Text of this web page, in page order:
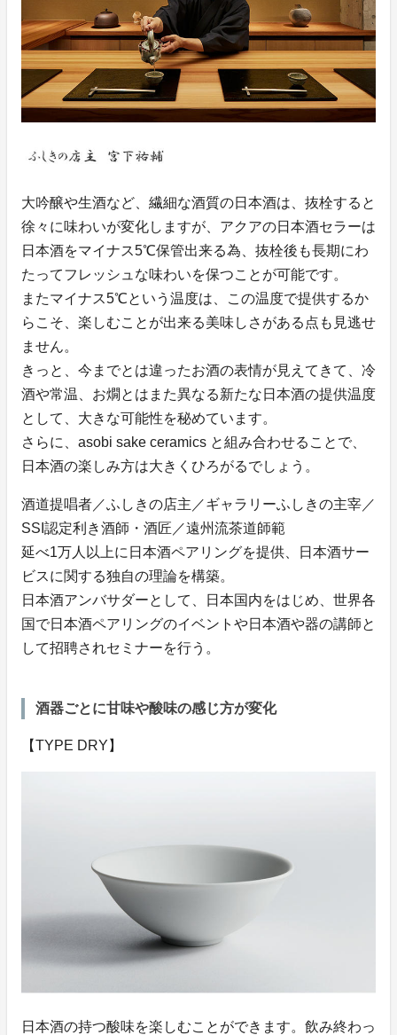
大吟醸や生酒など、繊細な酒質の日本酒は、抜栓すると
徐々に味わいが変化しますが、アクアの日本酒セラーは
日本酒をマイナス5℃保管出来る為、抜栓後も長期にわ
たってフレッシュな味わいを保つことが可能です。
またマイナス5℃という温度は、この温度で提供するか
らこそ、楽しむことが出来る美味しさがある点も見逃せ
ません。
きっと、今までとは違ったお酒の表情が見えてきて、冷
酒や常温、お燗とはまた異なる新たな日本酒の提供温度
として、大きな可能性を秘めています。
さらに、asobi sake ceramics と組み合わせることで、
日本酒の楽しみ方は大きくひろがるでしょう。
酒道提唱者／ふしきの店主／ギャラリーふしきの主宰／
SSI認定利き酒師・酒匠／遠州流茶道師範
延べ1万人以上に日本酒ペアリングを提供、日本酒サー
ビスに関する独自の理論を構築。
日本酒アンバサダーとして、日本国内をはじめ、世界各
国で日本酒ペアリングのイベントや日本酒や器の講師と
して招聘されセミナーを行う。
酒器ごとに甘味や酸味の感じ方が変化
【TYPE DRY】
日本酒の持つ酸味を楽しむことができます。飲み終わっ